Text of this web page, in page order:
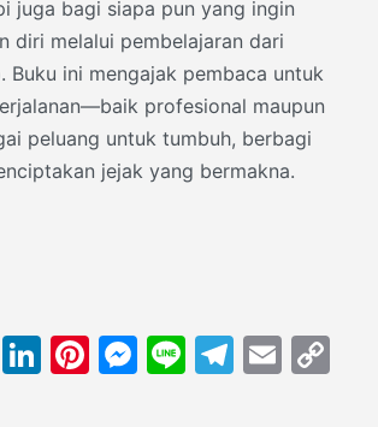
juga bagi siapa pun yang ingin
diri melalui pembelajaran dari
Buku ini mengajak pembaca untuk
profesional maupun
peluang untuk tumbuh, berbagi
jejak yang bermakna.
WhatsApp
LinkedIn
Pinterest
Messenger
Line Email